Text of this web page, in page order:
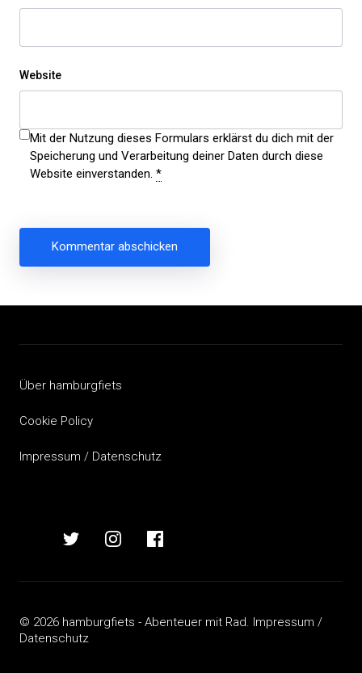
Website
Mit der Nutzung dieses Formulars erklärst du dich mit der
Speicherung und Verarbeitung deiner Daten durch diese
Website einverstanden. *
Über hamburgfiets
Cookie Policy
Impressum / Datenschutz
hamburgfietshamburgfiets
auf
hamburgfiets
auf
hamburgfiets
auf
© 2026 hamburgfiets - Abenteuer mit Rad. Impressum /
Datenschutz